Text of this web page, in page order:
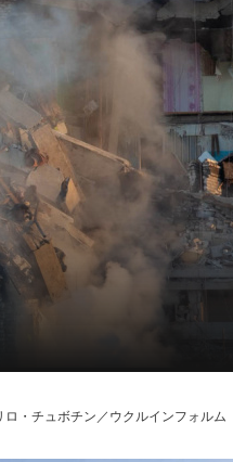
・チュボチン／ウクルインフォルム